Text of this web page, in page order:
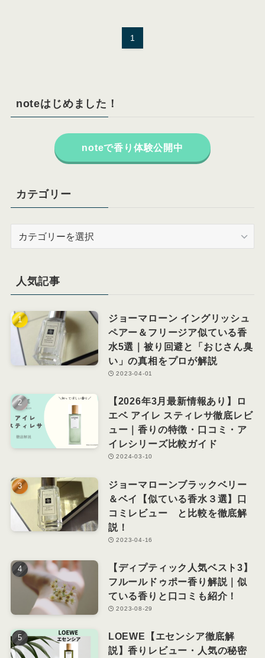
1
noteはじめました！
noteで香り体験公開中
カテゴリー
ー
人気記事
ジョーマローン イングリッシュ
ペアー＆フリージア似ている香
水5選｜被り回避と「おじさん臭
い」の真相をプロが解説
2023-04-01
【2026年3月最新情報あり】ロ
エベ アイレ スティレサ徹底レビ
ュー｜香りの特徴・口コミ・ア
イレシリーズ比較ガイド
2024-03-10
ジョーマローンブラックベリー
＆ベイ【似ている香水３選】口
コミレビュー と比較を徹底解
説！
2023-04-16
【ディプティック人気ベスト3】
フルールドゥポー香り解説｜似
ている香りと口コミも紹介！
2023-08-29
LOEWE【エセンシア徹底解
説】香りレビュー・人気の秘密